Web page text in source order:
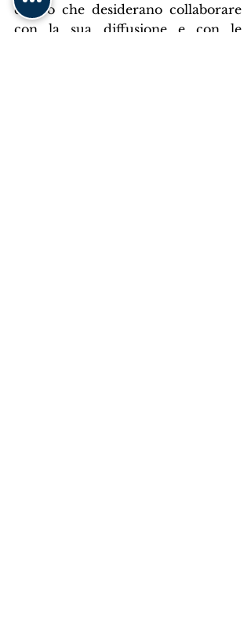
coloro che desiderano collaborare
con la sua diffusione e con le